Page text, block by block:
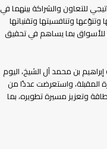
للتعاون والشراكة بينهما في
وتنافسيتها وتقنياتها
للأسواق بما يساهم في تحقيق
بن محمد آل الشيخ، اليوم
المقبلة، واستعرضت عددًا من
وتعزيز مسيرة تطويره، بما